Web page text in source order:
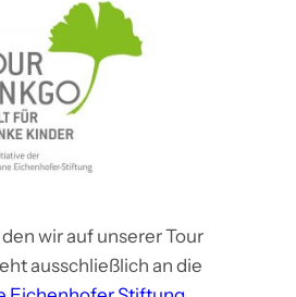
wir auf unserer Tour
ausschließlich an die